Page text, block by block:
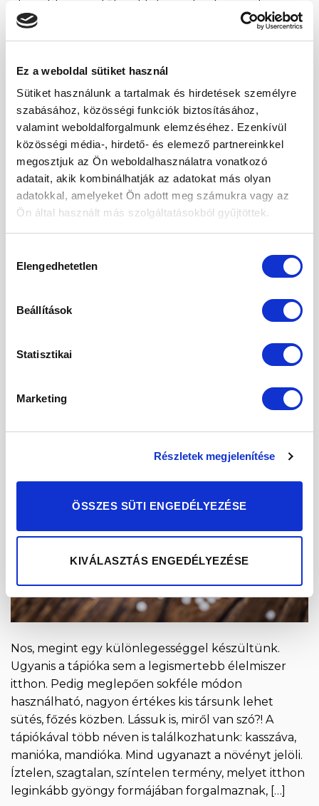
Ez a weboldal sütiket használ
Sütiket használunk a tartalmak és hirdetések személyre
szabásához, közösségi funkciók biztosításához,
valamint weboldalforgalmunk elemzéséhez. Ezenkívül
közösségi média-, hirdető- és elemező partnereinkkel
megosztjuk az Ön weboldalhasználatra vonatkozó
adatait, akik kombinálhatják az adatokat más olyan
adatokkal, amelyeket Ön adott meg számukra vagy az
Ön által használt más szolgáltatásokból gyűjtöttek.
kiválasztása
Elengedhetetlen
Beállítások
Statisztikai
Marketing
Részletek megjelenítése
ÖSSZES SÜTI ENGEDÉLYEZÉSE
KIVÁLASZTÁS ENGEDÉLYEZÉSE
étrend-kiegészítők, sokféle módon támogatja
szervezetünket. Az olajok fogyasztásáról pro és
contra lehet olvasni, de bizonyított egészségügyi
fontos, hogy fogyasszunk zsiradékot is, ezek közül
pedig a napraforgó étolaj helyett érdemes például
kipróbálni más növényi olajokat is. Ezeket nem csak
sütéshez, főzéshez használhatjuk, […]
CONTINUE READING→
Posted in Életmód | Tagged egészséges, máj, máriatövis
tudatos
gasztronómiában
POSTED ON2021.04.16.
16
Nos, megint egy különlegességgel készültünk.
Ugyanis a tápióka sem a legismertebb élelmiszer
itthon. Pedig meglepően sokféle módon
használható, nagyon értékes kis társunk lehet
sütés, főzés közben. Lássuk is, miről van szó?! A
tápiókával több néven is találkozhatunk: kasszáva,
manióka, mandióka. Mind ugyanazt a növényt jelöli.
Íztelen, szagtalan, színtelen termény, melyet itthon
leginkább gyöngy formájában forgalmaznak, […]